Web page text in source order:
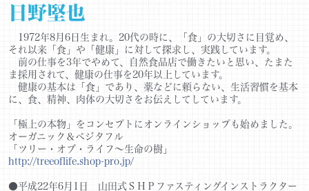
日野堅也
1972年8月6日生まれ。20代の時に、「食」の大切さに目覚め、
それ以来「食」や「健康」に対して探求し、実践しています。
前の仕事を3年でやめて、自然食品店で働きたいと思い、たまた
ま採用されて、健康の仕事を20年以上しています。
健康の基本は「食」であり、薬などに頼らない、生活習慣を基本
に、食、精神、肉体の大切さをお伝えしてしています。
「極上の本物」をコンセプトにオンラインショップも始めました。
オーガニック＆ベジタフル
「ツリー・オブ・ライフ～生命の樹」
http://treeoflife.shop-pro.jp/
●平成22年6月1日 山田式ＳＨＰファスティングインストラクター